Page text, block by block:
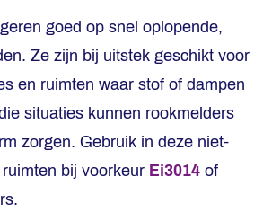
goed op snel oplopende,
Ze zijn bij uitstek geschikt voor
en ruimten waar stof of dampen
situaties kunnen rookmelders
zorgen. Gebruik in deze niet-
bij voorkeur Ei3014 of